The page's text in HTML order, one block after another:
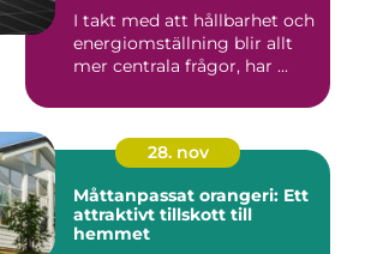
I takt med att hållbarhet och
energiomställning blir allt
mer centrala frågor, har ...
28. nov
Måttanpassat orangeri: Ett
attraktivt tillskott till
hemmet